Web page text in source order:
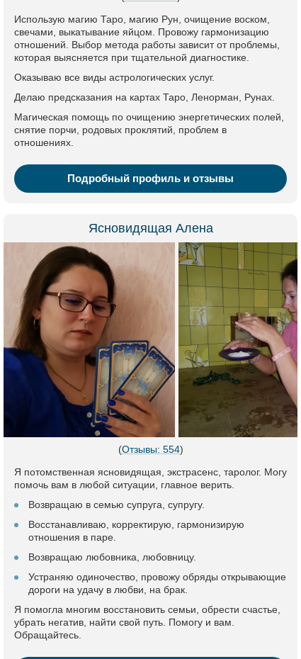
Использую магию Таро, магию Рун, очищение воском,
свечами, выкатывание яйцом. Провожу гармонизацию
отношений. Выбор метода работы зависит от проблемы,
которая выясняется при тщательной диагностике.
Оказываю все виды астрологических услуг.
Делаю предсказания на картах Таро, Ленорман, Рунах.
Магическая помощь по очищению энергетических полей,
снятие порчи, родовых проклятий, проблем в
отношениях.
Подробный профиль и отзывы
Ясновидящая Алена
(Отзывы: 554)
Я потомственная ясновидящая, экстрасенс, таролог. Могу
помочь вам в любой ситуации, главное верить.
Возвращаю в семью супруга, супругу.
Восстанавливаю, корректирую, гармонизирую
отношения в паре.
Возвращаю любовника, любовницу.
Устраняю одиночество, провожу обряды открывающие
дороги на удачу в любви, на брак.
Я помогла многим восстановить семьи, обрести счастье,
убрать негатив, найти свой путь. Помогу и вам.
Обращайтесь.